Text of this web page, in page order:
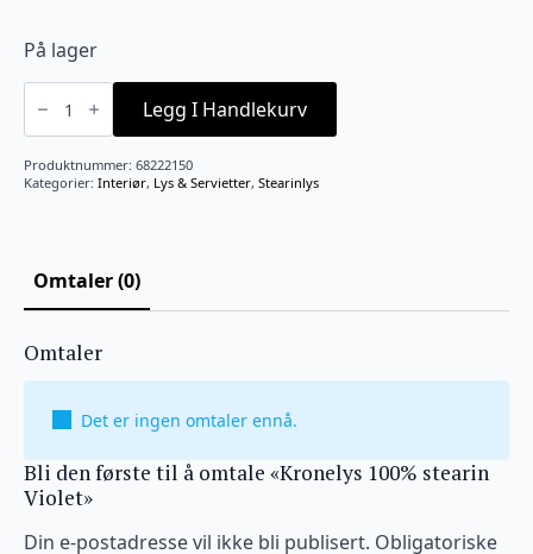
På lager
Kronelys
100%
stearin
Violet
antall
Legg I Handlekurv
Produktnummer: 68222150
Kategorier: Interiør, Lys & Servietter, Stearinlys
Omtaler (0)
Omtaler
Det er ingen omtaler ennå.
Bli den første til å omtale «Kronelys 100% stearin
Violet»
Din e-postadresse vil ikke bli publisert. Obligatoriske